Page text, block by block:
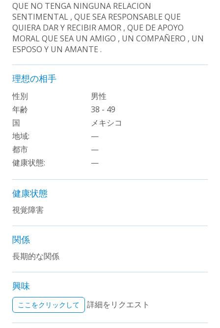
QUE NO TENGA NINGUNA RELACION
SENTIMENTAL , QUE SEA RESPONSABLE QUE
QUIERA DAR Y RECIBIR AMOR , QUE DE APOYO
MORAL QUE SEA UN AMIGO , UN COMPAÑERO , UN
ESPOSO Y UN AMANTE .
理想の相手
性別
男性
年齢
38 - 49
国
メキシコ
地域:
—
都市
—
健康状態:
—
健康状態
視覚障害
関係
長期的な関係
興味
ここをクリックして 詳細をリクエスト